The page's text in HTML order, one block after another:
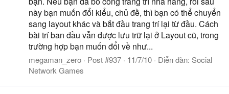
này bạn muốn đổi kiểu, chủ đề, thì bạn có thể chuyển
sang layout khác và bắt đầu trang trí lại từ đầu. Cách
bài trí ban đầu vẫn được lưu trữ lại ở Layout cũ, trong
trường hợp bạn muốn đổi về như...
megaman_zero Post #937 11/7/10 Diễn đàn: Social
Network Games